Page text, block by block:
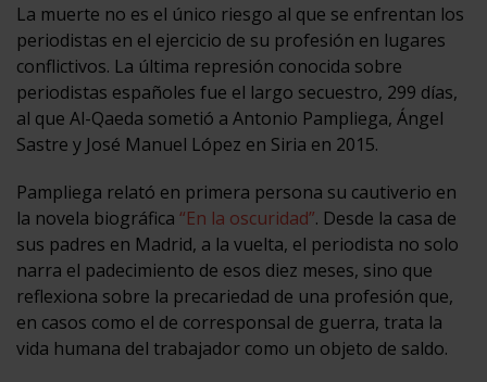
La muerte no es el único riesgo al que se enfrentan los
periodistas en el ejercicio de su profesión en lugares
conflictivos. La última represión conocida sobre
periodistas españoles fue el largo secuestro, 299 días,
al que Al-Qaeda sometió a Antonio Pampliega, Ángel
Sastre y José Manuel López en Siria en 2015.
Pampliega relató en primera persona su cautiverio en
la novela biográfica “En la oscuridad”. Desde la casa de
sus padres en Madrid, a la vuelta, el periodista no solo
narra el padecimiento de esos diez meses, sino que
reflexiona sobre la precariedad de una profesión que,
en casos como el de corresponsal de guerra, trata la
vida humana del trabajador como un objeto de saldo.